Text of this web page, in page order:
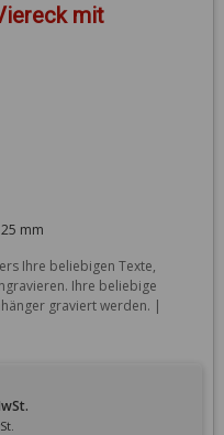
mit
mm
Ihre beliebigen Texte,
Ihre beliebige
graviert werden. |